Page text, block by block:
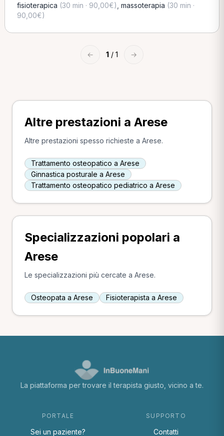
fisioterapica (30 min · 90,00€) massoterapia (30 min ·
90,00€)
← 1 / 1 →
Altre prestazioni a Arese
Altre prestazioni spesso richieste a Arese.
Trattamento osteopatico a Arese
Ginnastica posturale a Arese
Trattamento osteopatico pediatrico a Arese
Specializzazioni popolari a
Arese
Le specializzazioni più cercate a Arese.
Osteopata a Arese Fisioterapista a Arese
La piattaforma per trovare il terapista giusto, vicino a te.
PORTALE
Sei un paziente?
SUPPORTO
Contatti